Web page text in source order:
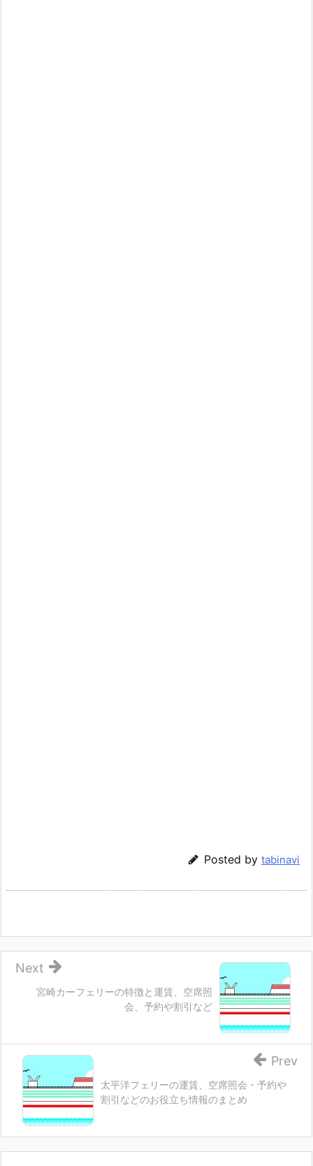
Posted by tabinavi
宮崎カーフェリーの特徴と運賃、空席照
会、予約や割引など
Next
太平洋フェリーの運賃、空席照会・予約や
割引などのお役立ち情報のまとめ
Prev